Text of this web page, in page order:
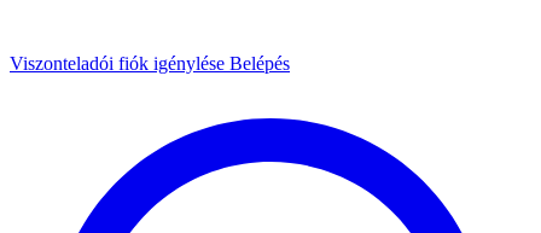
Viszonteladói fiók igénylése Belépés